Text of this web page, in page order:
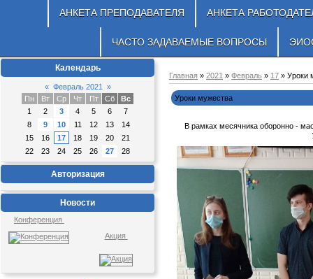
АНКЕТА ПРЕПОДАВАТЕЛЯ АНКЕТА
ЧАСТО ЗАДАВАЕМЫЕ ВОПРОСЫ
Календарь
« Февраль 2021
»
Пн
Вт Ср Чт Пт Сб
Вс
1
2 3 4 5 6
7
8
9 10 11 12 13
14
15
16 17 18 19 20
21
22
23 24 25 26 27 28
Авторизация
Новости
Конференция
Акция
Главная » 2021 » Февраль » 17 » Уроки
Уроки мужества
В рамках месячника оборонно -